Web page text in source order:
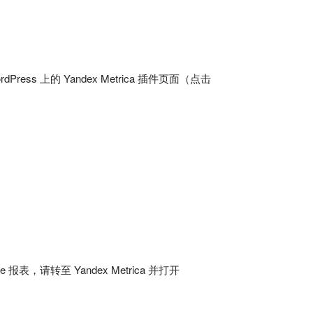
上的 Yandex Metrica 插件页面（点击
报表，请转至 Yandex Metrica 并打开